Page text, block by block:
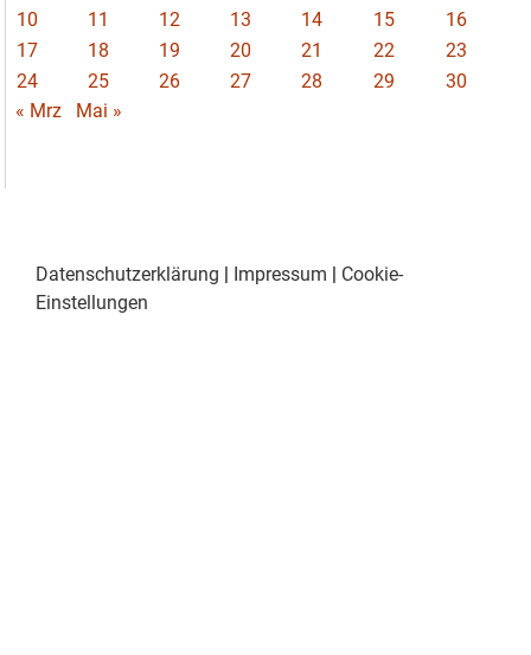
10
11 12 13 14 15
16
17
18 19 20 21 22
23
24
25 26 27 28 29
30
« Mrz
Mai »
Datenschutzerklärung Impressum
Cookie-
Einstellungen